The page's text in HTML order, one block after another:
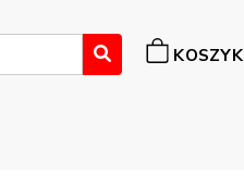
KOSZYK